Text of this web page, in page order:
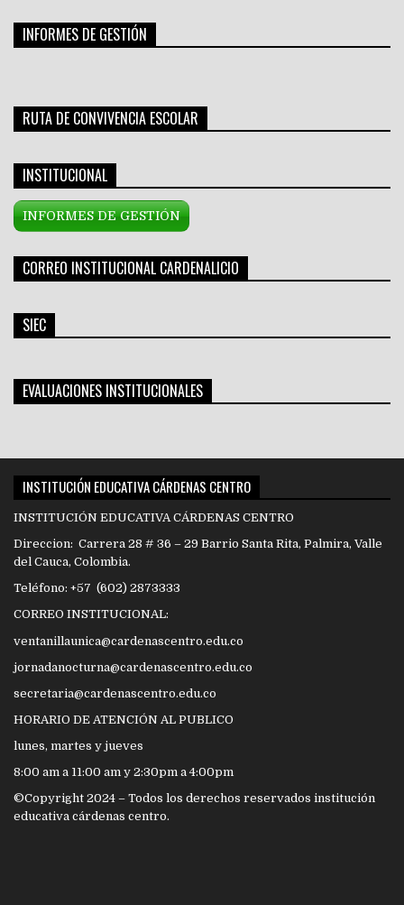
INFORMES DE GESTIÓN
RUTA DE CONVIVENCIA ESCOLAR
INSTITUCIONAL
INFORMES DE GESTIÓN
CORREO INSTITUCIONAL CARDENALICIO
SIEC
EVALUACIONES INSTITUCIONALES
INSTITUCIÓN EDUCATIVA CÁRDENAS CENTRO
INSTITUCIÓN EDUCATIVA CÁRDENAS CENTRO
Direccion: Carrera 28 # 36 – 29 Barrio Santa Rita, Palmira, Valle
del Cauca, Colombia.
Teléfono: +57 (602) 2873333
CORREO INSTITUCIONAL:
ventanillaunica@cardenascentro.edu.co
jornadanocturna@cardenascentro.edu.co
secretaria@cardenascentro.edu.co
HORARIO DE ATENCIÓN AL PUBLICO
lunes, martes y jueves
8:00 am a 11:00 am y 2:30pm a 4:00pm
©Copyright 2024 – Todos los derechos reservados institución
educativa cárdenas centro.